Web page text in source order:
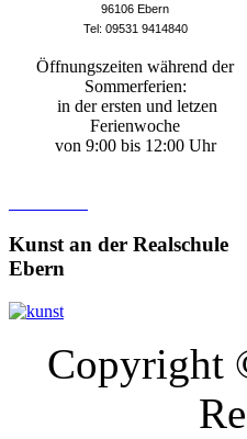
96106 Ebern
Tel: 09531 9414840
Öffnungszeiten während der
Sommerferien:
in der ersten und letzen
Ferienwoche
von 9:00 bis 12:00 Uhr
Kunstan der Realschule
Ebern
Copyright